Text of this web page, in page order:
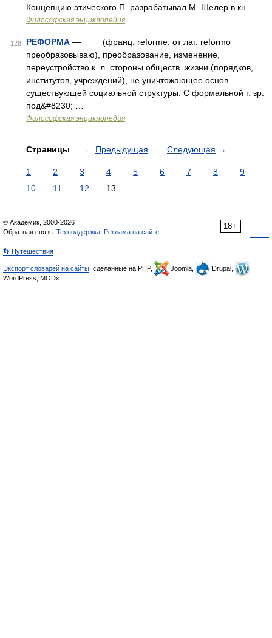
Концепцию этического П. разрабатывал М. Шелер в кн …
Философская энциклопедия
128 РЕФОРМА — (франц. reforme, от лат. reformo
преобразовываю), преобразование, изменение,
переустройство к. л. стороны обществ. жизни (порядков,
институтов, учреждений), не уничтожающее основ
существующей социальной структуры. С формальной т. зр.
под&#8230; …
Философская энциклопедия
Страницы ← Предыдущая Следующая →
1 2 3 4 5 6 7 8
9
10
11 12 13
18+
© Академик, 2000-2026
Обратная связь: Техподдержка Реклама на сайте
👣 Путешествия
Экспорт словарей на сайты , сделанные на PHP, Joomla,
Drupal,
WordPress, MODx.